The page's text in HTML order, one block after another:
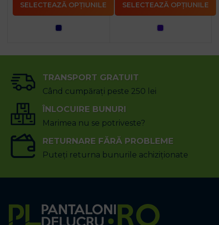
SELECTEAZĂ OPȚIUNILE SELECTEAZĂ OPȚIUNILE
TRANSPORT GRATUIT
Când cumpărați peste 250 lei
ÎNLOCUIRE BUNURI
Marimea nu se potriveste?
RETURNARE FĂRĂ PROBLEME
Puteți returna bunurile achiziționate